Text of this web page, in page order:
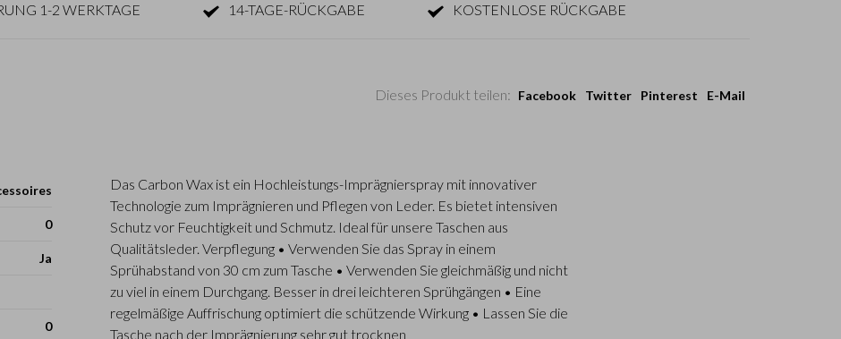
1-2 WERKTAGE 14-TAGE-RÜCKGABE KOSTENLOSE RÜCKGABE
Dieses Produkt teilen: Facebook Twitter Pinterest E-Mail
0
Ja
0
Das Carbon Wax ist ein Hochleistungs-Imprägnierspray mit innovativer
Technologie zum Imprägnieren und Pflegen von Leder. Es bietet intensiven
Schutz vor Feuchtigkeit und Schmutz. Ideal für unsere Taschen aus
Qualitätsleder. Verpflegung • Verwenden Sie das Spray in einem
Sprühabstand von 30 cm zum Tasche • Verwenden Sie gleichmäßig und nicht
zu viel in einem Durchgang. Besser in drei leichteren Sprühgängen • Eine
regelmäßige Auffrischung optimiert die schützende Wirkung • Lassen Sie die
Tasche nach der Imprägnierung sehr gut trocknen